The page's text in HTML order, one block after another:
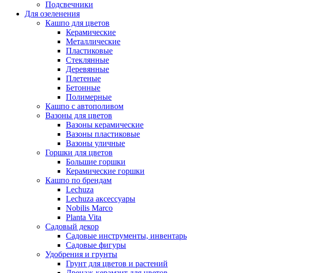
Подсвечники
Для озеленения
Кашпо для цветов
Керамические
Металлические
Пластиковые
Стеклянные
Деревянные
Плетеные
Бетонные
Полимерные
Кашпо с автополивом
Вазоны для цветов
Вазоны керамические
Вазоны пластиковые
Вазоны уличные
Горшки для цветов
Большие горшки
Керамические горшки
Кашпо по брендам
Lechuza
Lechuza аксессуары
Nobilis Marco
Planta Vita
Садовый декор
Садовые инструменты, инвентарь
Садовые фигуры
Удобрения и грунты
Грунт для цветов и растений